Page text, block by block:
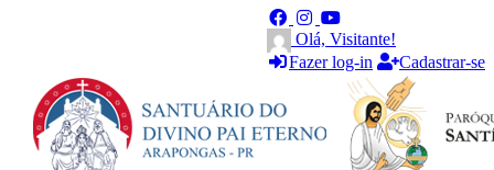
Olá, Visitante!
Fazer log-in
Cadastrar-se